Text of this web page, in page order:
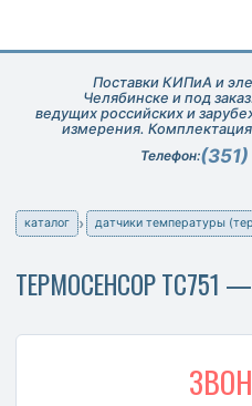
Поставки КИПиА и
Челябинске и под
ведущих российских и
измерения. Комплектация
техническая
Телефон:
каталог датчики температуры
ТЕРМОСЕНСОР ТС751 —